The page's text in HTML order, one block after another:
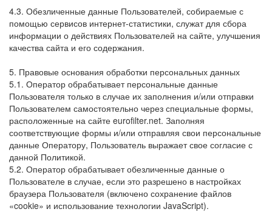
4.3. Обезличенные данные Пользователей, собираемые с
помощью сервисов интернет-статистики, служат для сбора
информации о действиях Пользователей на сайте, улучшения
качества сайта и его содержания.
5. Правовые основания обработки персональных данных
5.1. Оператор обрабатывает персональные данные
Пользователя только в случае их заполнения и/или отправки
Пользователем самостоятельно через специальные формы,
расположенные на сайте eurofilter.net. Заполняя
соответствующие формы и/или отправляя свои персональные
данные Оператору, Пользователь выражает свое согласие с
данной Политикой.
5.2. Оператор обрабатывает обезличенные данные о
Пользователе в случае, если это разрешено в настройках
браузера Пользователя (включено сохранение файлов
«cookie» и использование технологии JavaScript).